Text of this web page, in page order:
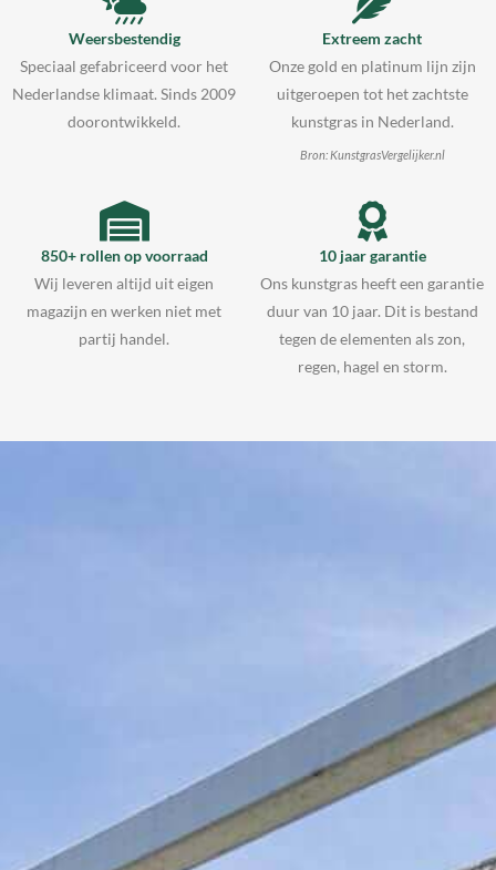
Weersbestendig
Speciaal gefabriceerd voor het
Nederlandse klimaat. Sinds 2009
doorontwikkeld.
Extreem zacht
Onze gold en platinum lijn zijn
uitgeroepen tot het zachtste
kunstgras in Nederland.
Bron: KunstgrasVergelijker.nl
850+ rollen op voorraad
Wij leveren altijd uit eigen
magazijn en werken niet met
partij handel.
10 jaar garantie
Ons kunstgras heeft een garantie
duur van 10 jaar. Dit is bestand
tegen de elementen als zon,
regen, hagel en storm.